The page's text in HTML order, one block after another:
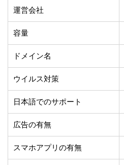
運営会社
容量
ドメイン名
ウイルス対策
日本語でのサポート
広告の有無
スマホアプリの有無